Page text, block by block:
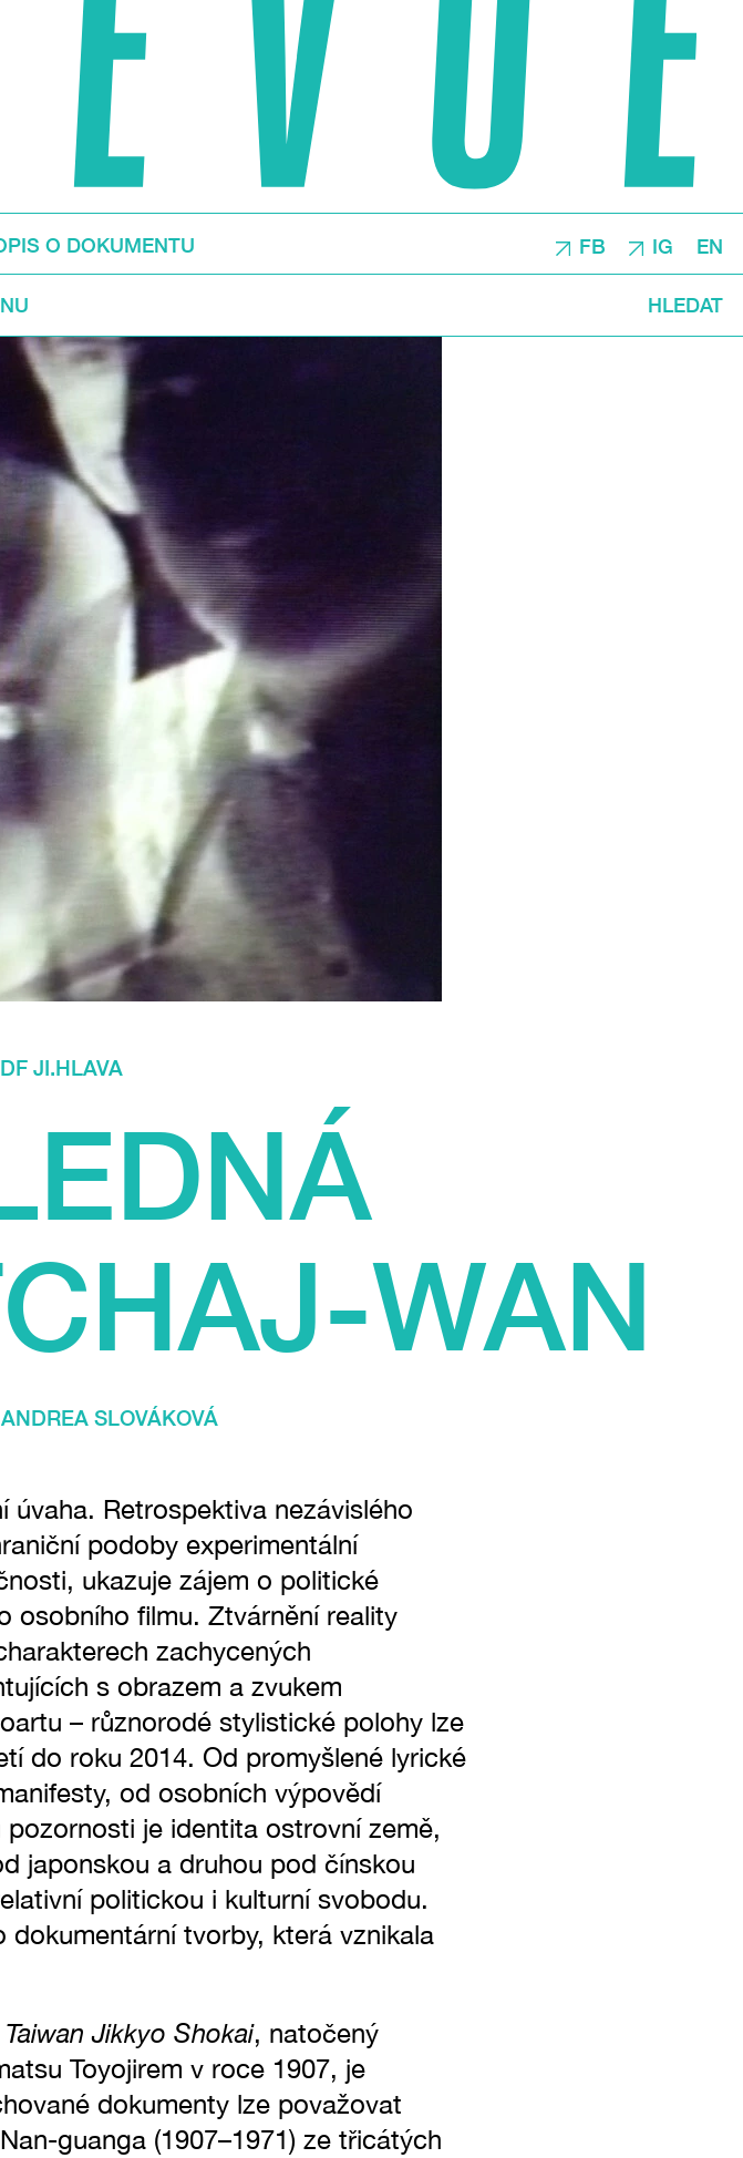
O DOKUMENTU FB IG EN
HLEDAT
JI.HLAVA
WAN
ANDREA SLOVÁKOVÁ
Retrospektiva nezávislého
podoby experimentální
ukazuje zájem o politické
osobního filmu. Ztvárnění reality
zachycených
s obrazem a zvukem
– různorodé stylistické polohy lze
do roku 2014. Od promyšlené lyrické
od osobních výpovědí
je identita ostrovní země,
japonskou a druhou pod čínskou
politickou i kulturní svobodu.
tvorby, která vznikala
Taiwan Jikkyo Shokai, natočený
Toyojirem v roce 1907, je
dokumenty lze považovat
guanga (1907–1971) ze třicátých